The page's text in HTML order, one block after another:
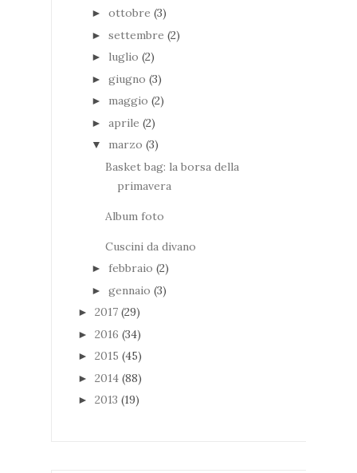
► ottobre (3)
► settembre (2)
► luglio (2)
► giugno (3)
► maggio (2)
► aprile (2)
▼ marzo (3)
Basket bag: la borsa della
primavera
Album foto
Cuscini da divano
► febbraio (2)
► gennaio (3)
► 2017 (29)
► 2016 (34)
► 2015 (45)
► 2014 (88)
► 2013 (19)